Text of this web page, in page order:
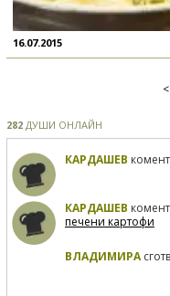
16.07.2015
282 ДУШИ ОНЛАЙН
КАРДАШЕВ
КАРДАШЕВ
печени картофи
ВЛАДИМИРА